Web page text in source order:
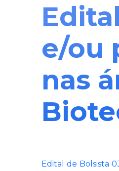
e/ou
nas
Edital de Bolsista